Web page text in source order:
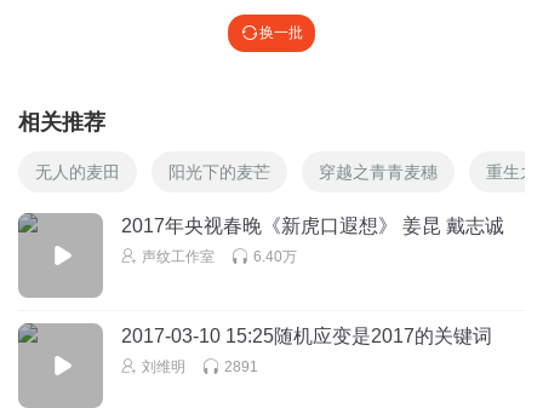
换一批
相关推荐
无人的麦田 阳光下的麦芒 穿越之青青麦穗 重生之
2017年央视春晚《新虎口遐想》 姜昆 戴志诚
声纹工作室 6.40万
2017-03-10 15:25随机应变是2017的关键词
刘维明 2891